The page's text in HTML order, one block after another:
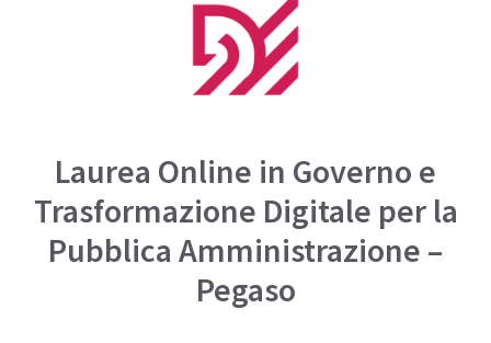
Laurea Online in Governo e
Trasformazione Digitale per la
Pubblica Amministrazione –
Pegaso